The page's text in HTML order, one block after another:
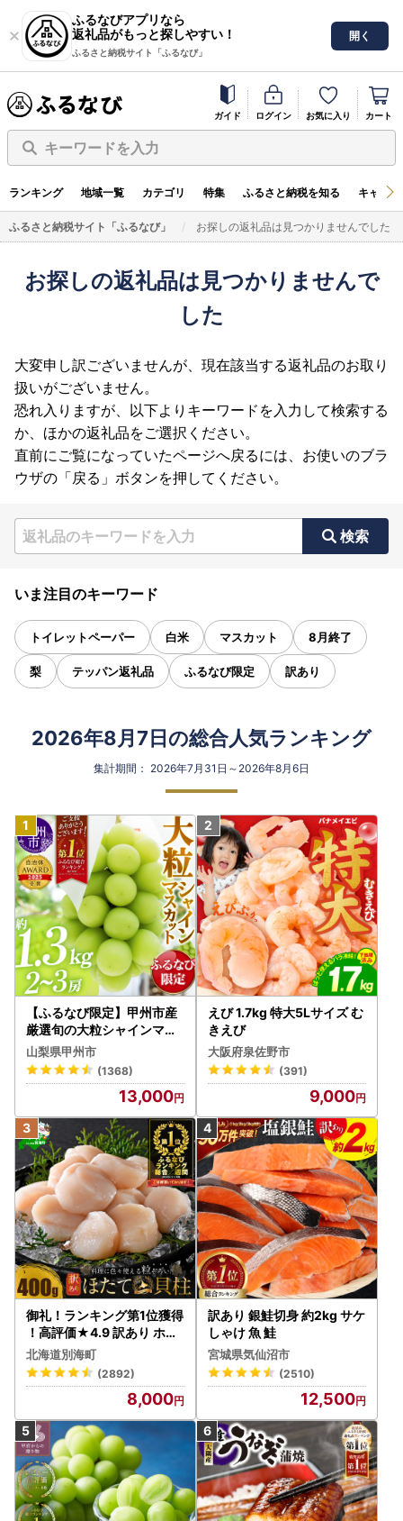
ふるなびアプリなら
返礼品がもっと探しやすい！
ふるさと納税サイト「ふるなび」
開く
ガイド ログイン お気に入り カート
キーワードを入力
ランキング 地域一覧 カテゴリ 特集 ふるさと納税を知る キャン
ふるさと納税サイト「ふるなび」 お探しの返礼品は見つかりませんでした
お探しの返礼品は見つかりませんで
した
大変申し訳ございませんが、現在該当する返礼品のお取り
扱いがございません。
恐れ入りますが、以下よりキーワードを入力して検索する
か、ほかの返礼品をご選択ください。
直前にご覧になっていたページへ戻るには、お使いのブラ
ウザの「戻る」ボタンを押してください。
検索
いま注目のキーワード
トイレットペーパー 白米 マスカット 8月終了
梨 テッパン返礼品 ふるなび限定 訳あり
2026年8月7日の総合人気ランキング
集計期間： 2026年7月31日～2026年8月6日
【ふるなび限定】甲州市産
厳選旬の大粒シャインマス
カット 約1.3kg 2～3房【2
026年発送】（MG）B12-
472 FN-Limited-VO シャ
インマスカット フルーツ
山梨県甲州市
(1368)
13,000
えび 1.7kg 特大5Lサイズ む
きえび
大阪府泉佐野市
(391)
9,000
御礼！ランキング第1位獲得
！高評価★4.9 訳あり ホタ
テ 400g（ほたて 帆立 貝柱
冷凍 ）
北海道別海町
(2892)
8,000
訳あり 銀鮭切身 約2kg サケ
しゃけ 魚 鮭
宮城県気仙沼市
(2510)
12,500